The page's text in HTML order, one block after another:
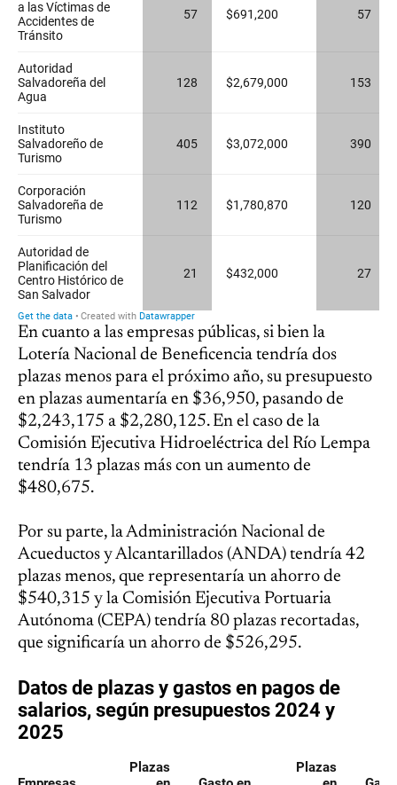
En cuanto a las empresas públicas, si bien la
Lotería Nacional de Beneficencia tendría dos
plazas menos para el próximo año, su presupuesto
en plazas aumentaría en $36,950, pasando de
$2,243,175 a $2,280,125. En el caso de la
Comisión Ejecutiva Hidroeléctrica del Río Lempa
tendría 13 plazas más con un aumento de
$480,675.
Por su parte, la Administración Nacional de
Acueductos y Alcantarillados (ANDA) tendría 42
plazas menos, que representaría un ahorro de
$540,315 y la Comisión Ejecutiva Portuaria
Autónoma (CEPA) tendría 80 plazas recortadas,
que significaría un ahorro de $526,295.